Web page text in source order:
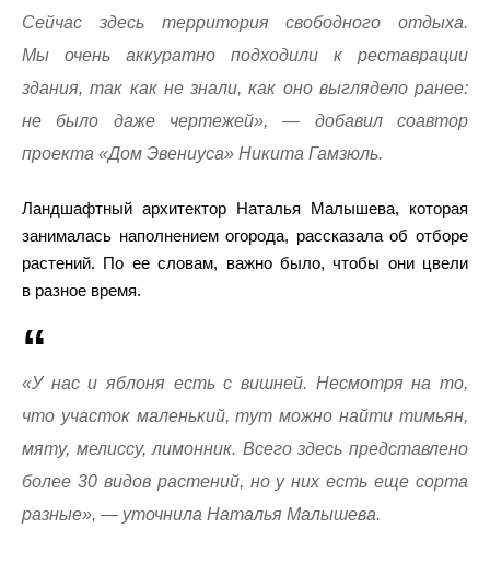
Сейчас здесь территория свободного отдыха.
Мы очень аккуратно подходили к реставрации
здания, так как не знали, как оно выглядело ранее:
не было даже чертежей», — добавил соавтор
проекта «Дом Эвениуса» Никита Гамзюль.
Ландшафтный архитектор Наталья Малышева, которая
занималась наполнением огорода, рассказала об отборе
растений. По ее словам, важно было, чтобы они цвели
в разное время.
«У нас и яблоня есть с вишней. Несмотря на то,
что участок маленький, тут можно найти тимьян,
мяту, мелиссу, лимонник. Всего здесь представлено
более 30 видов растений, но у них есть еще сорта
разные», — уточнила Наталья Малышева.